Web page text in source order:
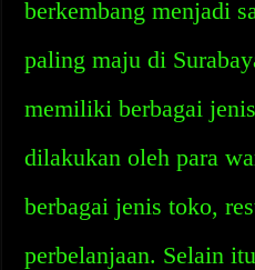
berkembang menjadi
paling maju di
memiliki berbagai
dilakukan oleh para
berbagai jenis toko,
perbelanjaan. Selain